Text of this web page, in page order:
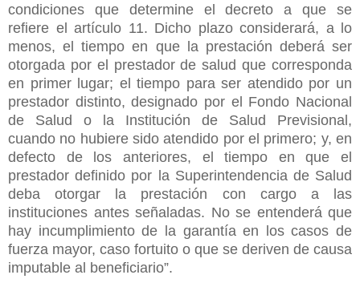
condiciones que determine el decreto a que se
refiere el artículo 11. Dicho plazo considerará, a lo
menos, el tiempo en que la prestación deberá ser
otorgada por el prestador de salud que corresponda
en primer lugar; el tiempo para ser atendido por un
prestador distinto, designado por el Fondo Nacional
de Salud o la Institución de Salud Previsional,
cuando no hubiere sido atendido por el primero; y, en
defecto de los anteriores, el tiempo en que el
prestador definido por la Superintendencia de Salud
deba otorgar la prestación con cargo a las
instituciones antes señaladas. No se entenderá que
hay incumplimiento de la garantía en los casos de
fuerza mayor, caso fortuito o que se deriven de causa
imputable al beneficiario”.